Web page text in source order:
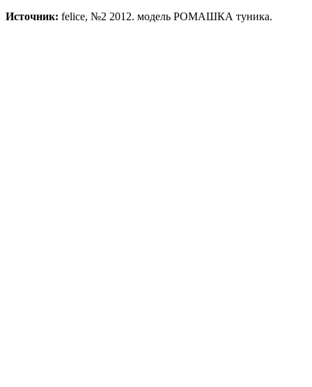
Источник: felice, №2 2012. модель РОМАШКА туника.